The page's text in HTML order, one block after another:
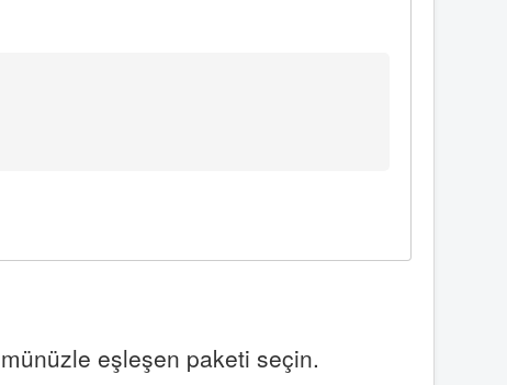
eşleşen paketi seçin.